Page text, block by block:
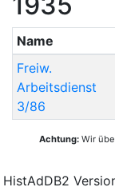
Name
Freiw.
Arbeitsdienst
3/86
Achtung: Wir
HistAdDB2